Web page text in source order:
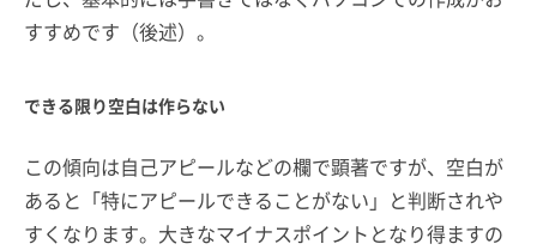
すすめです（後述）。
できる限り空白は作らない
この傾向は自己アピールなどの欄で顕著ですが、空白が
あると「特にアピールできることがない」と判断されや
すくなります。大きなマイナスポイントとなり得ますの